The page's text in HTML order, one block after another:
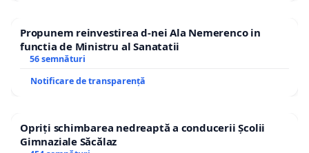
Propunem reinvestirea d-nei Ala Nemerenco in
functia de Ministru al Sanatatii
56 semnături
Notificare de transparență
Opriți schimbarea nedreaptă a conducerii Școlii
Gimnaziale Săcălaz